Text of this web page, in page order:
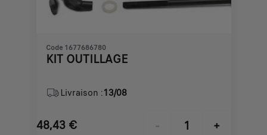
Code 1677686780
KIT OUTILLAGE
Livraison :13/08
48,43 € -
+